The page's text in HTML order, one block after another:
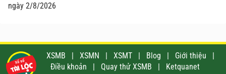
ngày 2/8/2026
XSMB | XSMN | XSMT | Blog | Giới thiệu
|
Điều khoản
| Quay thử XSMB | Ketquanet